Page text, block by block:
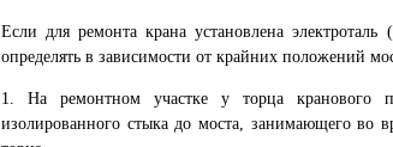
Если для ремонта крана установлена
определять в зависимости от крайних положений
1. На ремонтном участке у торца кранового
изолированного стыка до моста, занимающего во